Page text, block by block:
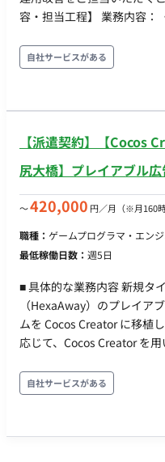
容・担当工程】 業務内容： ・新規IPタイトルの機能開発（アウ
ム中心） ※状況次第ではインゲーム開発もご担当いただく可能
性があります 【開発環境】 ・プログラミング：Unity (C#) ・
イトルにもよりますが、現
形態：派遣契約（週20時間
稼働量：平日週5日 稼働時間：
分） ※出社頻度：月に半分程度
期 ・募集人数：3～4名 ・機器について：貸与想定(Mac) ・その
他：月末締め、25日支払い
自社サービスがある
【派遣契約】【Cocos
尻大橋】プレイアブル
〜420,000 円／月 （※月160
職種： ゲームプログラマ・エン
最低稼働日数： 週5日
■ 具体的な業務内容 新規タイトルおよび運用タイトル
（HexaAway）のプレイア
ムを Cocos Creator に移植
応じて、Cocos Creator を
ン】 Unityで開発されたゲ
植し、モバイルゲームの魅
イアブル広告を開発・提
献していただくことを期待
自社サービスがある